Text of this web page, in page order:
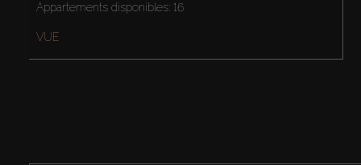
Appartements disponibles: 16
VUE